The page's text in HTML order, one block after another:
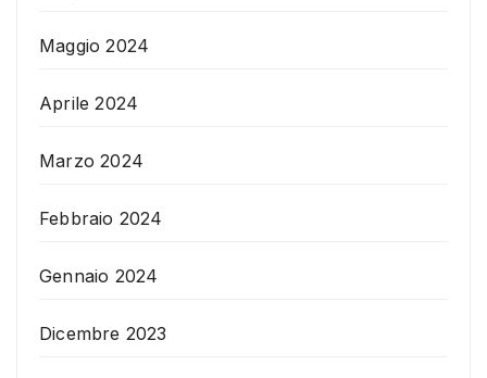
Maggio 2024
Aprile 2024
Marzo 2024
Febbraio 2024
Gennaio 2024
Dicembre 2023